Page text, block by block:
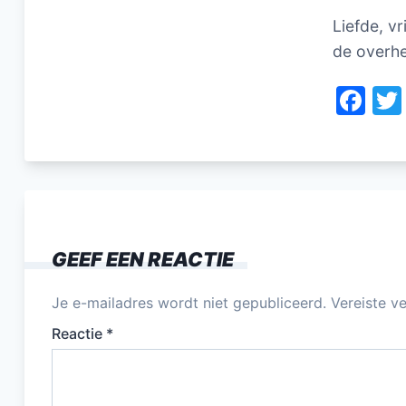
Liefde,
de
F
c
k
GEEF EEN REACTIE
Je e-mailadres wordt niet gepubliceerd. Vereiste
Reactie *